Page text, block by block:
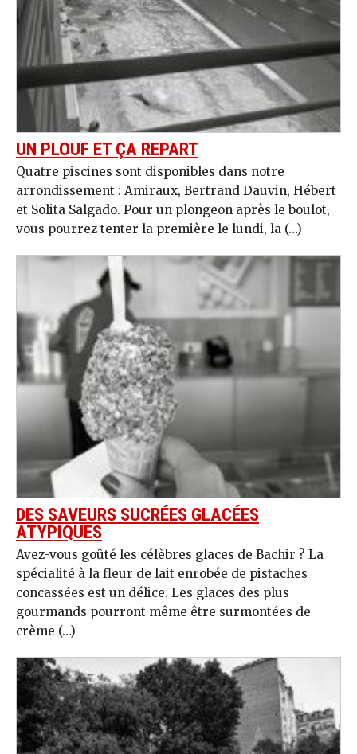
UN PLOUF ET ÇA REPART
Quatre piscines sont disponibles dans notre
arrondissement : Amiraux, Bertrand Dauvin, Hébert
et Solita Salgado. Pour un plongeon après le boulot,
vous pourrez tenter la première le lundi, la (…)
DES SAVEURS SUCRÉES GLACÉES
ATYPIQUES
Avez-vous goûté les célèbres glaces de Bachir ? La
spécialité à la fleur de lait enrobée de pistaches
concassées est un délice. Les glaces des plus
gourmands pourront même être surmontées de
crème (…)